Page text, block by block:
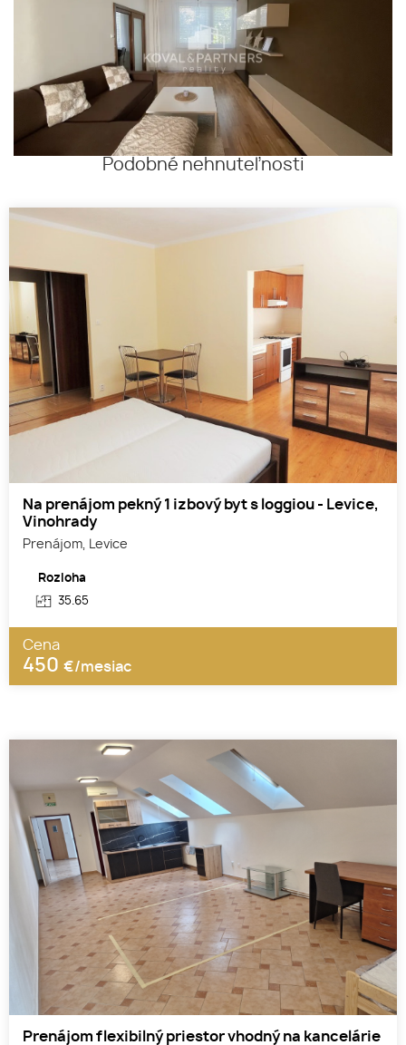
Podobné nehnuteľnosti
Na prenájom pekný 1 izbový byt s loggiou - Levice,
Vinohrady
Prenájom, Levice
Rozloha
35.65
Cena
450 €/mesiac
Prenájom flexibilný priestor vhodný na kancelárie